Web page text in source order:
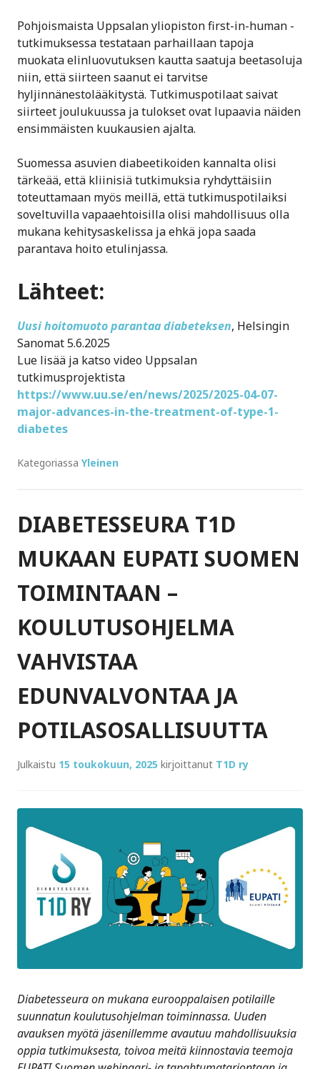
Pohjoismaista Uppsalan yliopiston first-in-human -
tutkimuksessa testataan parhaillaan tapoja
muokata elinluovutuksen kautta saatuja beetasoluja
niin, että siirteen saanut ei tarvitse
hyljinnänestolääkitystä. Tutkimuspotilaat saivat
siirteet joulukuussa ja tulokset ovat lupaavia näiden
ensimmäisten kuukausien ajalta.
Suomessa asuvien diabeetikoiden kannalta olisi
tärkeää, että kliinisiä tutkimuksia ryhdyttäisiin
toteuttamaan myös meillä, että tutkimuspotilaiksi
soveltuvilla vapaaehtoisilla olisi mahdollisuus olla
mukana kehitysaskelissa ja ehkä jopa saada
parantava hoito etulinjassa.
Lähteet:
Uusi hoito­muoto parantaa diabeteksen, Helsingin
Sanomat 5.6.2025
Lue lisää ja katso video Uppsalan
tutkimusprojektista
https://www.uu.se/en/news/2025/2025-04-07-
major-advances-in-the-treatment-of-type-1-
diabetes
Kategoriassa Yleinen
DIABETESSEURA T1D
MUKAAN EUPATI SUOMEN
TOIMINTAAN –
KOULUTUSOHJELMA
VAHVISTAA
EDUNVALVONTAA JA
POTILASOSALLISUUTTA
Julkaistu 15 toukokuun, 2025 kirjoittanut T1D ry
Diabetesseura on mukana eurooppalaisen potilaille
suunnatun koulutusohjelman toiminnassa. Uuden
avauksen myötä jäsenillemme avautuu mahdollisuuksia
oppia tutkimuksesta, toivoa meitä kiinnostavia teemoja